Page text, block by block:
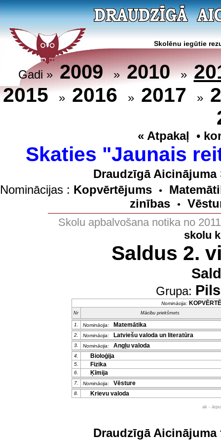
Skolēnu iegūtie
Gadi »2009»2010»
2015 » 2016 » 2017 »
« Atpakaļ •
Skaties "Jaunais
Draudzīgā
Nominācijas : Kopvērtējums •
zinības
•
Skolu apbalvošana notika no
skolu
Saldus 2.
Grupa:
Nominācija:
Nr Mācību priekšmets
1. Nominācija: Matemātika
2. Nominācija: Latviešu valoda un literatūra
3. Nominācija: Angļu valoda
4. Bioloģija
5. Fizika
6. Ķīmija
7. Nominācija: Vēsture
8. Krievu valoda
ak -
Draudzīgā